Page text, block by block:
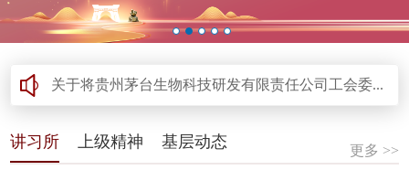
关于将贵州茅台生物科技研发有限责任公司工会委...
2026-06-08
讲习所 上级精神 基层动态 更多 >>